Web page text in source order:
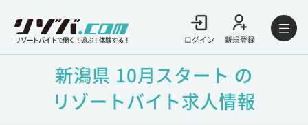
リゾートバイトで働く！遊ぶ！体験する！ ログイン 新規登録
新潟県 10月スタート の
リゾートバイト求人情報